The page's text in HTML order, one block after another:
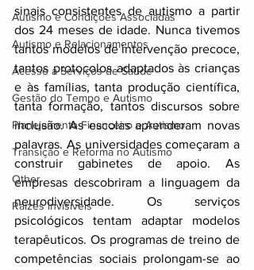
Autismo e Condições Associadas
Autismo e Relacionamentos
Acesso a Serviços de Saúde
Gestão do Tempo e Autismo
Planejamento Financeiro e Autismo
Transição e Reforma no Autismo
Other
Raizes invisiveis
sinais consistentes de autismo a partir
dos 24 meses de idade. Nunca tivemos
tantos modelos de intervenção precoce,
tantos protocolos adaptados às crianças
e às famílias, tanta produção científica,
tanta formação, tantos discursos sobre
inclusão. As escolas aprenderam novas
palavras. As universidades começaram a
construir gabinetes de apoio. As
empresas descobriram a linguagem da
neurodiversidade. Os serviços
psicológicos tentam adaptar modelos
terapêuticos. Os programas de treino de
competências sociais prolongam-se ao